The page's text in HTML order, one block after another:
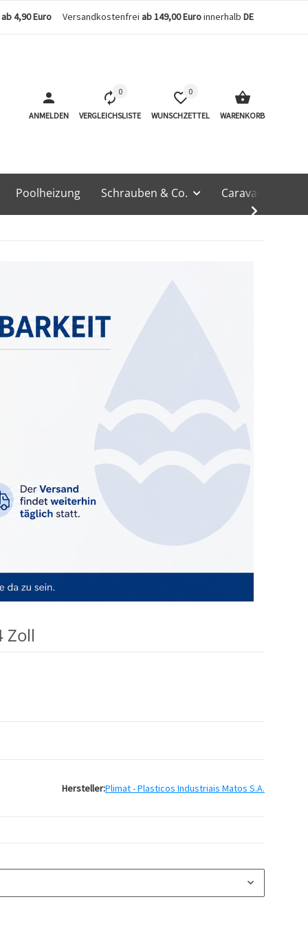
ab 4,90 Euro Versandkostenfrei ab 149,00 Euroinnerhalb DE
ANMELDEN
0
VERGLEICHSLISTE
0
WUNSCHZETTEL WARENKORB
Poolheizung Schrauben & Co. Caravan &
Zoll
Hersteller:Plimat - Plasticos Industriais Matos S.A.